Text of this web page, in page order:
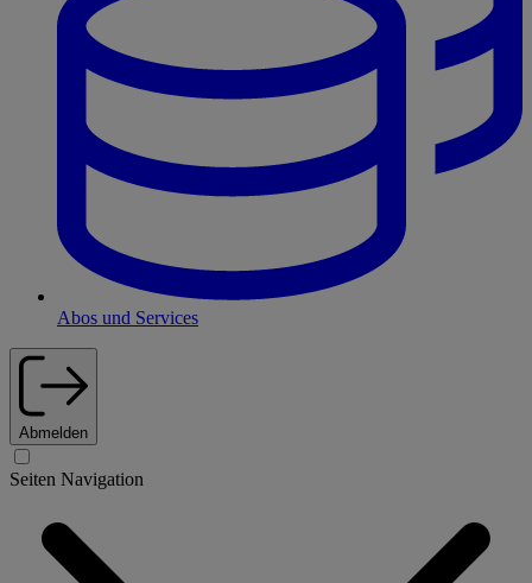
Abos und Services
Abmelden
Seiten Navigation